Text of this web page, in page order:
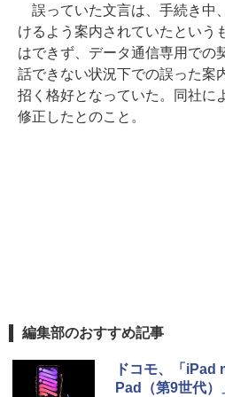
誤っていた文言は、手続き中
けるよう案内されていたという
はできず、データ通信専用での
話できない状況下での誤った案
招く格好となっていた。同社に
修正したとのこと。
編集部のおすすめ記事
ドコモ、「iPad
Pad（第9世代